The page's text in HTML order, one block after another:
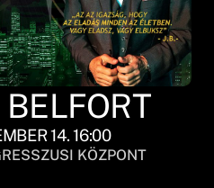
14. 16:00
KÖZPONT